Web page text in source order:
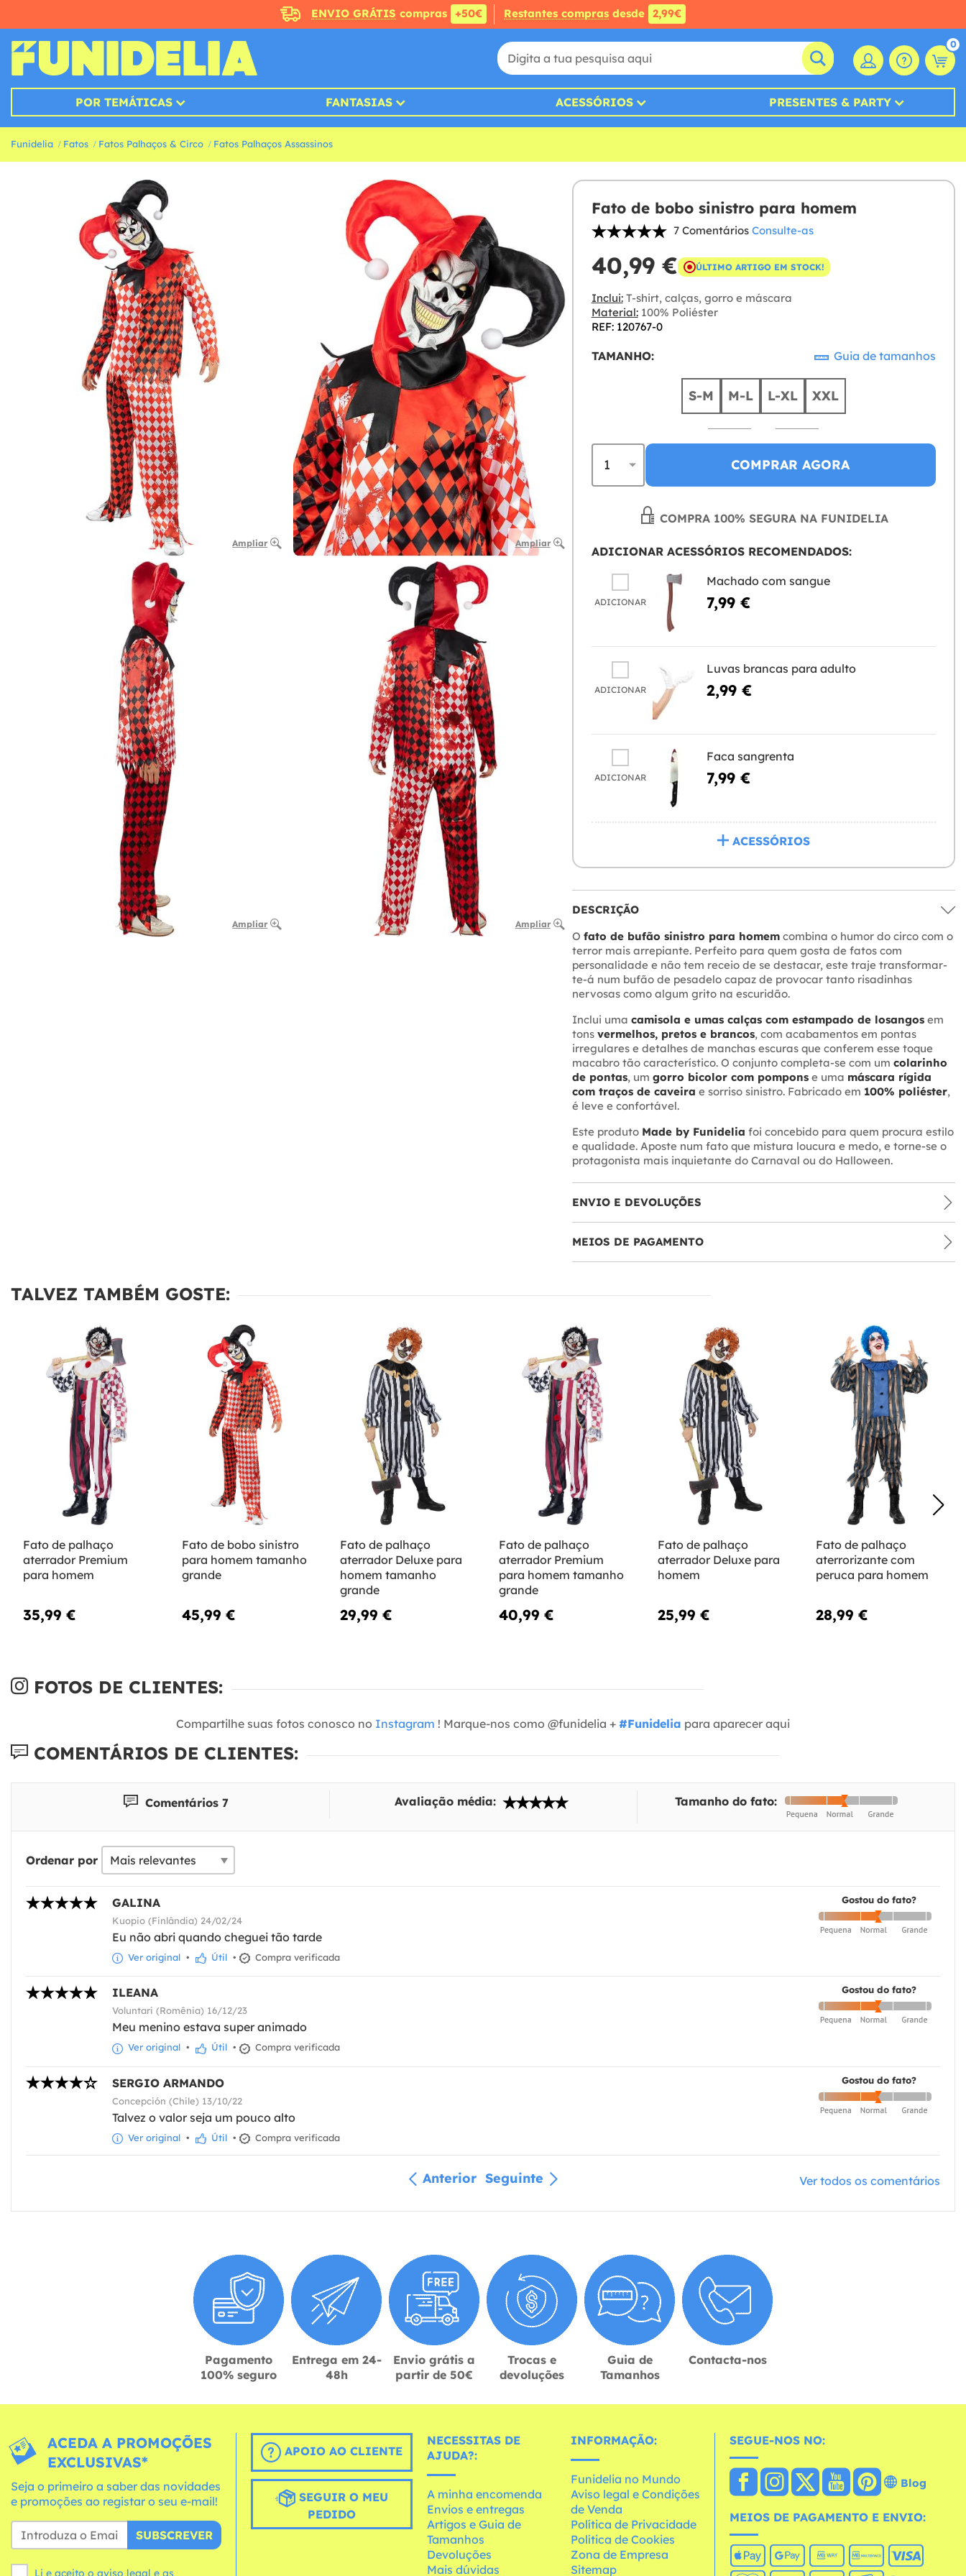
ENVIO GRÁTIS compras +50€ Restantes compras desde 2,99€
0
POR TEMÁTICAS FANTASIAS ACESSÓRIOS PRESENTES & PARTY
Funidelia Fatos Fatos Palhaços & Circo Fatos Palhaços Assassinos
Ampliar Ampliar
Ampliar Ampliar
Fato de bobo sinistro para homem
7 Comentários Consulte-as
40,99 € ÚLTIMO ARTIGO EM STOCK!
Inclui:T-shirt, calças, gorro e máscara
Material:100% Poliéster
REF: 120767-0
TAMANHO: Guia de tamanhos
S-M M-L L-XL XXL
COMPRAR AGORA
COMPRA 100% SEGURA NA FUNIDELIA
ADICIONAR ACESSÓRIOS RECOMENDADOS:
ADICIONAR
Machado com sangue
7,99 €
ADICIONAR
Luvas brancas para adulto
2,99 €
ADICIONAR
Faca sangrenta
7,99 €
ACESSÓRIOS
DESCRIÇÃO
O fato de bufão sinistro para homemcombina o humor do circo com o
terror mais arrepiante. Perfeito para quem gosta de fatos com
personalidade e não tem receio de se destacar, este traje transformar-
te-á num bufão de pesadelo capaz de provocar tanto risadinhas
nervosas como algum grito na escuridão.
Inclui uma camisola e umas calças com estampado de losangosem
tons vermelhos, pretos e brancos, com acabamentos em pontas
irregulares e detalhes de manchas escuras que conferem esse toque
macabro tão característico. O conjunto completa-se com um colarinho
de pontas, um gorro bicolor com pomponse uma máscara rígida
com traços de caveira e sorriso sinistro. Fabricado em 100% poliéster,
é leve e confortável.
Este produto Made by Funidelia foi concebido para quem procura estilo
e qualidade. Aposte num fato que mistura loucura e medo, e torne-se o
protagonista mais inquietante do Carnaval ou do Halloween.
ENVIO E DEVOLUÇÕES
MEIOS DE PAGAMENTO
TALVEZ TAMBÉM GOSTE:
Fato de palhaço
aterrador Premium
para homem
35,99 €
Fato de bobo sinistro
para homem tamanho
grande
45,99 €
Fato de palhaço
aterrador Deluxe para
homem tamanho
grande
29,99 €
Fato de palhaço
aterrador Premium
para homem tamanho
grande
40,99 €
Fato de palhaço
aterrador Deluxe para
homem
25,99 €
Fato de palhaço
aterrorizante com
peruca para homem
28,99 €
FOTOS DE CLIENTES:
Compartilhe suas fotos conosco no Instagram ! Marque-nos como @funidelia + #Funidelia para aparecer aqui
COMENTÁRIOS DE CLIENTES:
Comentários 7 Avaliação média: Tamanho do fato:
Ordenar por
Gostou do fato?
GALINA
Kuopio (Finlândia) 24/02/24
Eu não abri quando cheguei tão tarde
Ver original • Útil • Compra verificada
Gostou do fato?
ILEANA
Voluntari (Romênia) 16/12/23
Meu menino estava super animado
Ver original • Útil • Compra verificada
Gostou do fato?
SERGIO ARMANDO
Concepción (Chile) 13/10/22
Talvez o valor seja um pouco alto
Ver original • Útil • Compra verificada
Anterior Seguinte Ver todos os comentários
Pagamento
100% seguro
Entrega em 24-
48h
Envio grátis a
partir de 50€
Trocas e
devoluções
Guia de
Tamanhos
Contacta-nos
ACEDA A PROMOÇÕES
EXCLUSIVAS*
Seja o primeiro a saber das novidades
e promoções ao registar o seu e-mail!
SUBSCREVER
Li e aceito o aviso legal e as
APOIO AO CLIENTE
SEGUIR O MEU
PEDIDO
NECESSITAS DE
AJUDA?:
A minha encomenda
Envios e entregas
Artigos e Guia de
Tamanhos
Devoluções
Mais dúvidas
INFORMAÇÃO:
Funidelia no Mundo
Aviso legal e Condições
de Venda
Política de Privacidade
Política de Cookies
Zona de Empresa
Sitemap
SEGUE-NOS NO:
Blog
MEIOS DE PAGAMENTO E ENVIO: